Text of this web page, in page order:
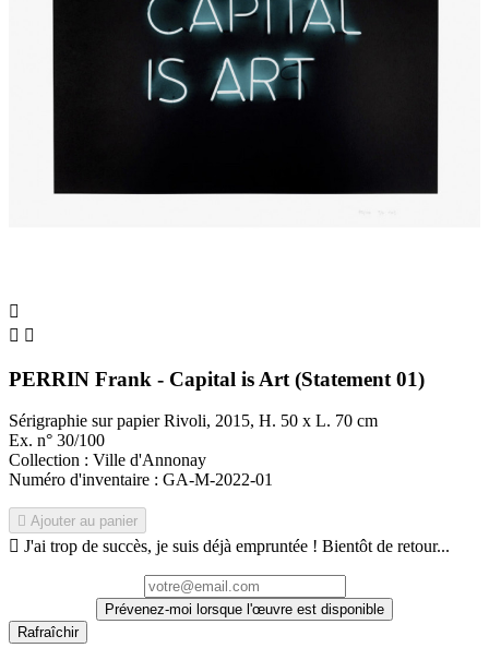

 
PERRIN Frank - Capital is Art (Statement 01)
Sérigraphie sur papier Rivoli, 2015, H. 50 x L. 70 cm
Ex. n° 30/100
Collection : Ville d'Annonay
Numéro d'inventaire : GA-M-2022-01
 Ajouter au panier
 J'ai trop de succès, je suis déjà empruntée ! Bientôt de retour...
Prévenez-moi lorsque l'œuvre est disponible